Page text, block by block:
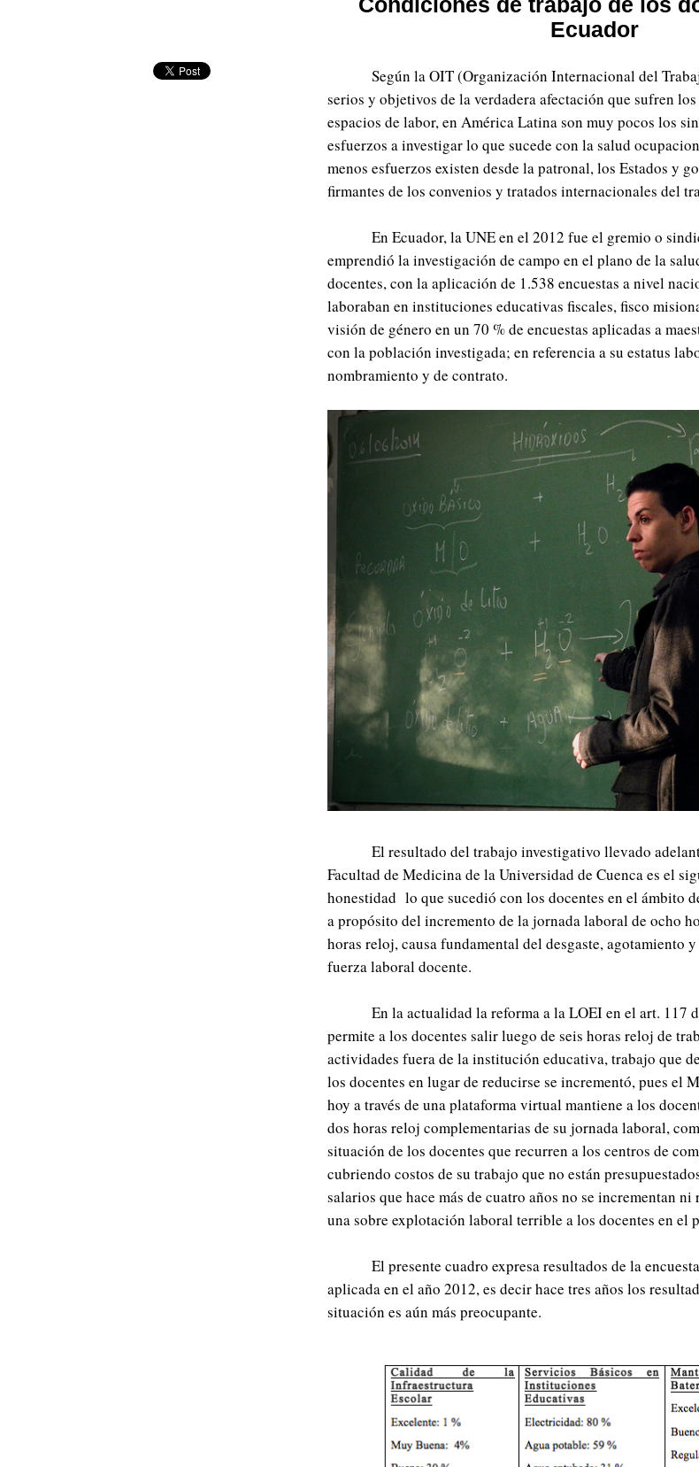
Ecuador
Según la OIT (Organización Internacional del
serios y objetivos de la verdadera afectación que sufren
espacios de labor, en América Latina son muy pocos los
esfuerzos a investigar lo que sucede con la salud
menos esfuerzos existen desde la patronal, los Estados y
firmantes de los convenios y tratados internacionales del
En Ecuador, la UNE en el 2012 fue el gremio o
emprendió la investigación de campo en el plano de la
docentes, con la aplicación de 1.538 encuestas a nivel
laboraban en instituciones educativas fiscales, fisco
visión de género en un 70 % de encuestas aplicadas a
con la población investigada; en referencia a su estatus
nombramiento y de contrato.
El resultado del trabajo investigativo llevado
Facultad de Medicina de la Universidad de Cuenca es el
honestidad lo que sucedió con los docentes en el ámbito
a propósito del incremento de la jornada laboral de ocho
horas reloj, causa fundamental del desgaste, agotamiento
fuerza laboral docente.
En la actualidad la reforma a la LOEI en el art. 117
permite a los docentes salir luego de seis horas reloj de
actividades fuera de la institución educativa, trabajo que
los docentes en lugar de reducirse se incrementó, pues el
hoy a través de una plataforma virtual mantiene a los
dos horas reloj complementarias de su jornada laboral,
situación de los docentes que recurren a los centros de
cubriendo costos de su trabajo que no están
salarios que hace más de cuatro años no se incrementan
una sobre explotación laboral terrible a los docentes en el
El presente cuadro expresa resultados de la
aplicada en el año 2012, es decir hace tres años los
situación es aún más preocupante.